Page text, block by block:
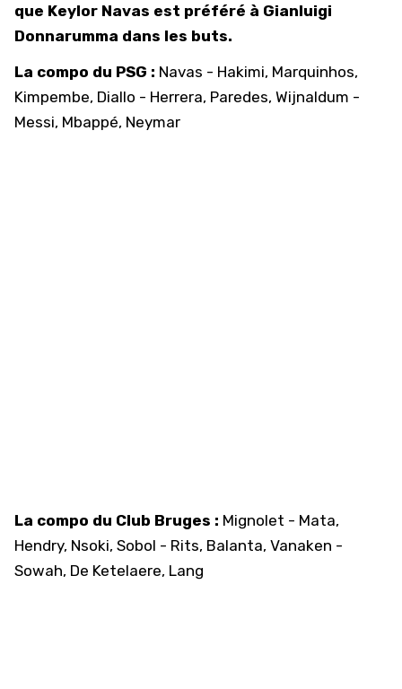
que Keylor Navas est préféré à Gianluigi
Donnarumma dans les buts.
La compo du PSG : Navas - Hakimi, Marquinhos,
Kimpembe, Diallo - Herrera, Paredes, Wijnaldum -
Messi, Mbappé, Neymar
La compo du Club Bruges : Mignolet - Mata,
Hendry, Nsoki, Sobol - Rits, Balanta, Vanaken -
Sowah, De Ketelaere, Lang